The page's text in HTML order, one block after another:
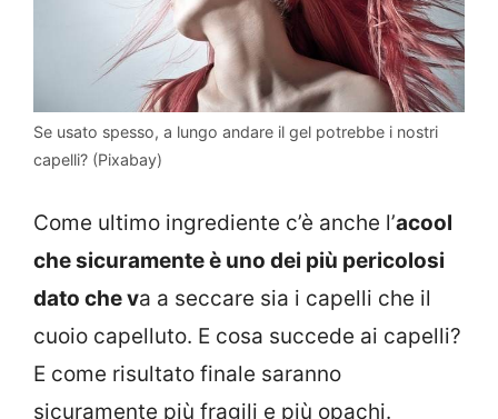
Se usato spesso, a lungo andare il gel potrebbe i nostri
capelli? (Pixabay)
Come ultimo ingrediente c’è anche l’acool
che sicuramente è uno dei più pericolosi
dato che va a seccare sia i capelli che il
cuoio capelluto. E cosa succede ai capelli?
E come risultato finale saranno
sicuramente più fragili e più opachi.